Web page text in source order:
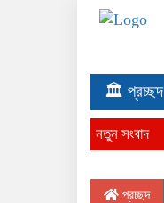
🏛 প্রচ্ছদ
নতুন সংবাদ
প্রচ্ছদ